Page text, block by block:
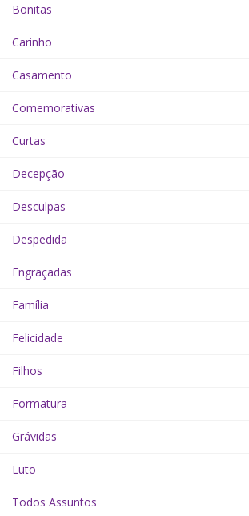
Bonitas
Carinho
Casamento
Comemorativas
Curtas
Decepção
Desculpas
Despedida
Engraçadas
Família
Felicidade
Filhos
Formatura
Grávidas
Luto
Todos Assuntos